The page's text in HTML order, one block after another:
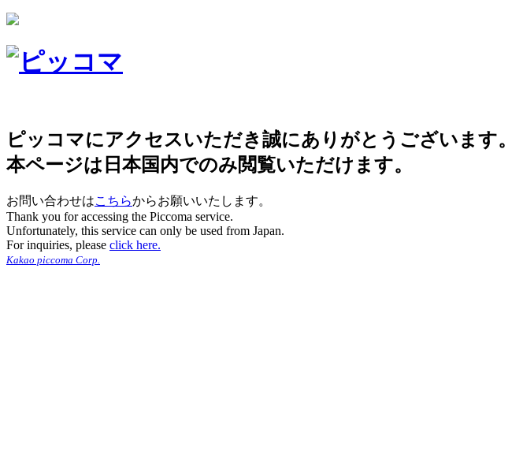
ピッコマにアクセスいただき誠にありがとうございます。
本ページは日本国内でのみ閲覧いただけます。
お問い合わせはこちらからお願いいたします。
Thank you for accessing the Piccoma service.
Unfortunately, this service can only be used from Japan.
For inquiries, please click here.
Kakao piccoma Corp.